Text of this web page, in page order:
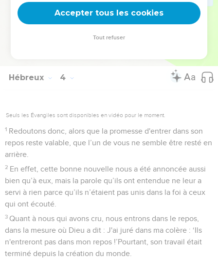
tombés dans le désert ?
Et à qui a-t-il juré qu'ils n'entreraient pas dans son repos,
Hébreux 4
Seuls les Évangiles sont disponibles en vidéo pour le moment.
1 Redoutons donc, alors que la promesse d'entrer dans son
repos reste valable, que l’un de vous ne semble être resté en
arrière.
2 En effet, cette bonne nouvelle nous a été annoncée aussi
bien qu’à eux, mais la parole qu’ils ont entendue ne leur a
servi à rien parce qu’ils n’étaient pas unis dans la foi à ceux
qui ont écouté.
3 Quant à nous qui avons cru, nous entrons dans le repos,
dans la mesure où Dieu a dit : J'ai juré dans ma colère : ‘Ils
n'entreront pas dans mon repos !’Pourtant, son travail était
terminé depuis la création du monde.
Accepter tous les cookies
Tout refuser